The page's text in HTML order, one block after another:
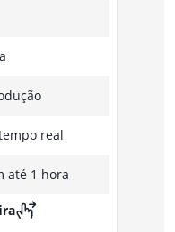
real
até 1 hora